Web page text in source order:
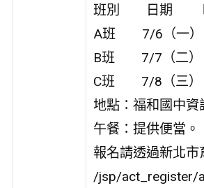
班別 日期
A班 7/6（一）
B班 7/7（二）
C班 7/8（三）
地點：福和國中資
午餐：提供便當。
報名請透過新北
/jsp/act_register/